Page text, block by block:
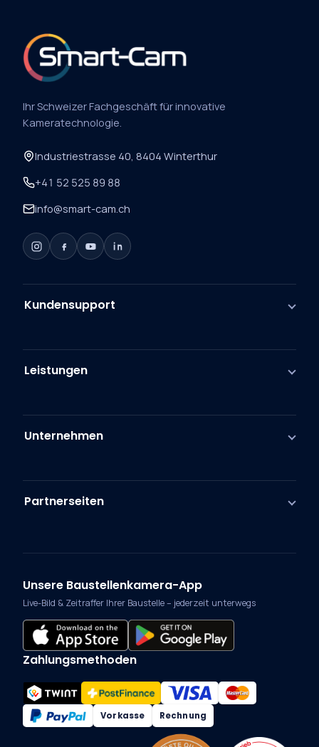
Ihr Schweizer Fachgeschäft für innovative
Kameratechnologie.
Industriestrasse 40, 8404 Winterthur
+41 52 525 89 88
info@smart-cam.ch
Kundensupport
Leistungen
Unternehmen
Partnerseiten
Unsere Baustellenkamera-App
Live-Bild & Zeitraffer Ihrer Baustelle – jederzeit unterwegs
Zahlungsmethoden
Vorkasse Rechnung